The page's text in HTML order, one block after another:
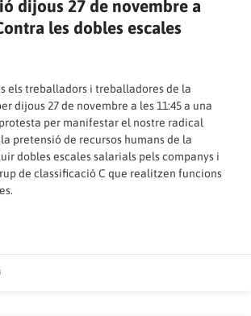
dijous 27 de novembre a
les dobles escales
els treballadors i treballadores de la
dijous 27 de novembre a les 11:45 a una
per manifestar el nostre radical
pretensió de recursos humans de la
dobles escales salarials pels companys i
de classificació C que realitzen funcions